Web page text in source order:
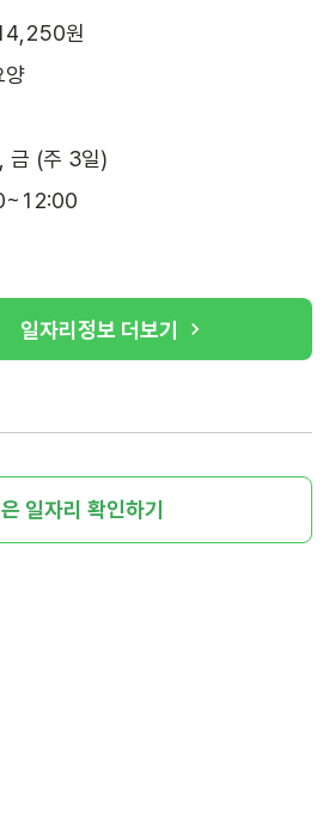
원
양
금 (주 3일)
일자리정보 더보기
일자리 확인하기